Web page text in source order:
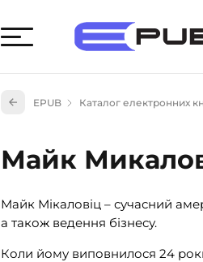
EPUB Каталог електронних
Майк
Майк Мікаловіц – сучасний
а також ведення бізнесу.
Коли йому виповнилося 24